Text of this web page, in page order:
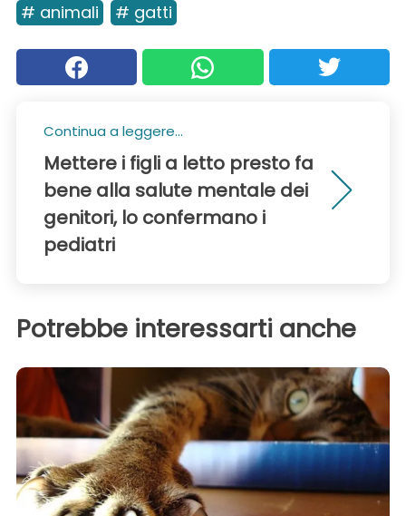
# animali # gatti
Continua a leggere...
Mettere i figli a letto presto fa
bene alla salute mentale dei
genitori, lo confermano i
pediatri
Potrebbe interessarti anche